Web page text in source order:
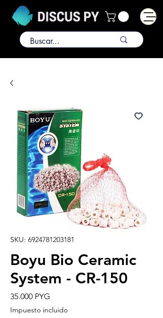
SKU: 6924781203181
Boyu Bio Ceramic
System - CR-150
35.000 PYG
Impuesto incluido